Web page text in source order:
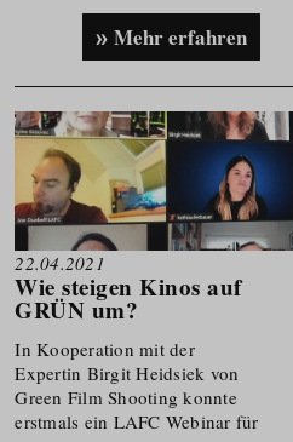
dem Areal ist seit 2017 die
größte Gemüsebau­logistik
Mehr erfahren
22.04.2021
Wie steigen Kinos auf
GRÜN um?
In Kooperation mit der
Expertin Birgit Heidsiek von
Green Film Shooting konnte
erstmals ein LAFC Webinar für